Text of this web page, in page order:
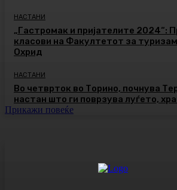
НАСТАНИ
„Гастромак и пријателите 2024“:
класови на Факултетот за
Охрид
НАСТАНИ
Во четврток во Торино, почнува
настан што ги поврзува луѓето,
Прикажи повеќе